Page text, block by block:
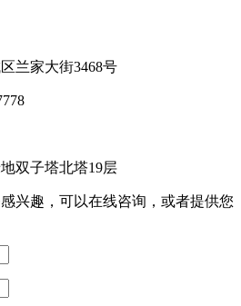
兰家大街3468号
双子塔北塔19层
兴趣，可以在线咨询，或者提供您